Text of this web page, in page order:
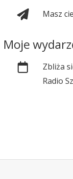
Masz
Moje
Zbliża
Radio